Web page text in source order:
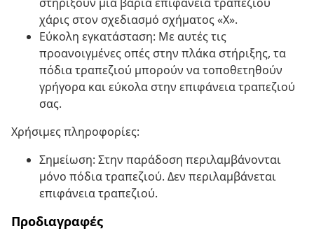
χάρις στον σχεδιασμό σχήματος «Χ».
Εύκολη εγκατάσταση: Με αυτές τις
προανοιγμένες οπές στην πλάκα στήριξης, τα
πόδια τραπεζιού μπορούν να τοποθετηθούν
γρήγορα και εύκολα στην επιφάνεια τραπεζιού
σας.
Χρήσιμες πληροφορίες:
Σημείωση: Στην παράδοση περιλαμβάνονται
μόνο πόδια τραπεζιού. Δεν περιλαμβάνεται
επιφάνεια τραπεζιού.
Προδιαγραφές